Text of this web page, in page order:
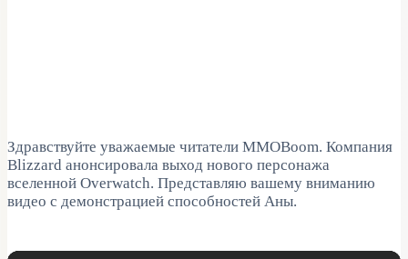
Здравствуйте уважаемые читатели MMOBoom. Компания
Blizzard анонсировала выход нового персонажа
вселенной Overwatch. Представляю вашему вниманию
видео с демонстрацией способностей Аны.